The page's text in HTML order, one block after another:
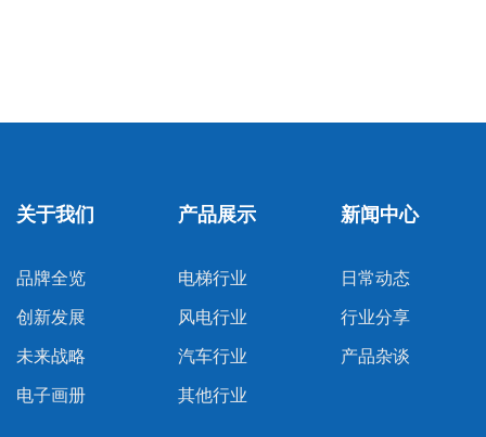
关于我们
品牌全览
创新发展
未来战略
电子画册
产品展示
电梯行业
风电行业
汽车行业
其他行业
新闻中心
日常动态
行业分享
产品杂谈